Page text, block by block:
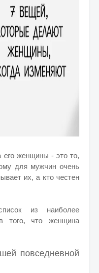
женщины - это то,
для мужчин очень
их, а кто честен
из наиболее
того, что женщина
повседневной